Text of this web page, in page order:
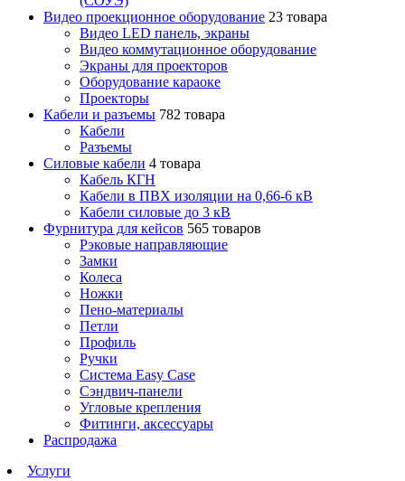
Видео проекционное оборудование 23 товара
Видео LED панель, экраны
Видео коммутационное оборудование
Экраны для проекторов
Оборудование караоке
Проекторы
Кабели и разъемы 782 товара
Кабели
Разъемы
Силовые кабели 4 товара
Кабель КГН
Кабели в ПВХ изоляции на 0,66-6 кВ
Кабели силовые до 3 кВ
Фурнитура для кейсов 565 товаров
Рэковые направляющие
Замки
Колеса
Ножки
Пено-материалы
Петли
Профиль
Ручки
Система Easy Case
Сэндвич-панели
Угловые крепления
Фитинги, аксессуары
Распродажа
Услуги